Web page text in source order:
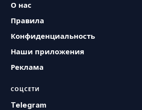
О нас
Правила
Конфиденциальность
Наши приложения
Реклама
СОЦСЕТИ
Telegram